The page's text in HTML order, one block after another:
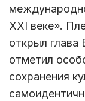
ХХI веке».
открыл
отметил
сохранения